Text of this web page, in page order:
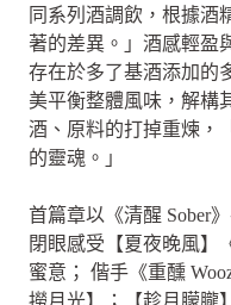
同系列酒調飲，根據酒
著的差異。」酒感輕盈
存在於多了基酒添加的
美平衡整體風味，解構
酒、原料的打掉重煉，
的靈魂。」
首篇章以《清醒 Sober
閉眼感受【夏夜晚風】
蜜意； 偕手《重醺
撈月光】；【趁月朦朧